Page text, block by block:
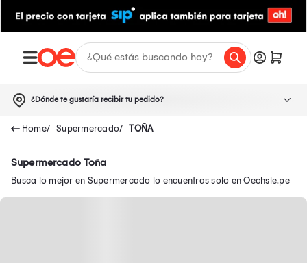
¿Dónde te gustaría recibir tu pedido?
Supermercado TOÑA
Supermercado Toña
Busca lo mejor en Supermercado lo encuentras solo en Oechsle.pe